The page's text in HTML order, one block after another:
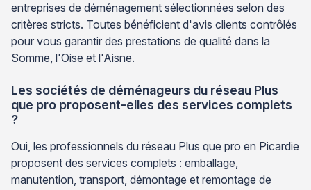
entreprises de déménagement sélectionnées selon des
critères stricts. Toutes bénéficient d'avis clients contrôlés
pour vous garantir des prestations de qualité dans la
Somme, l'Oise et l'Aisne.
Les sociétés de déménageurs du réseau Plus
que pro proposent-elles des services complets
?
Oui, les professionnels du réseau Plus que pro en Picardie
proposent des services complets : emballage,
manutention, transport, démontage et remontage de